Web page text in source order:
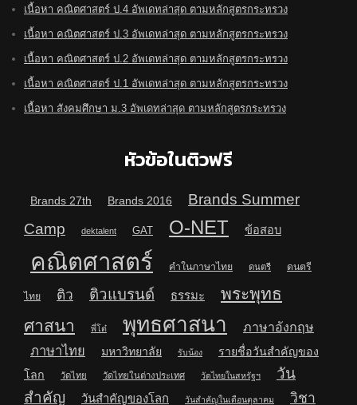
เนื้อหา คณิตศาสตร์ ป.4 อัพเดทล่าสุด ตามหลักสูตรกระทรวง
เนื้อหา คณิตศาสตร์ ป.3 อัพเดทล่าสุด ตามหลักสูตรกระทรวง
เนื้อหา คณิตศาสตร์ ป.2 อัพเดทล่าสุด ตามหลักสูตรกระทรวง
เนื้อหา คณิตศาสตร์ ป.1 อัพเดทล่าสุด ตามหลักสูตรกระทรวง
เนื้อหา สังคมศึกษา ม.3 อัพเดทล่าสุด ตามหลักสูตรกระทรวง
หัวข้อในติวฟรี
Brands 27th Brands 2016
Brands Summer
Camp
dektalent GAT O-NET ข้อสอบ
คณิตศาสตร์ คำในภาษาไทย ดนตรี ดนตรี
ไทย ติว ติวแบรนด์ ธรรมะ
พระพุทธ
ศาสนา
พี่โต๋ พุทธศาสนา ภาษาอังกฤษ
ภาษาไทย มหาวิทยาลัย รับน้อง
รายชื่อวันสำคัญของ
โลก
วัดไทย วัดไทยในต่างประเทศ วัดไทยในสหรัฐฯ
วัน
สำคัญ
วันสำคัญของโลก วันสำคัญในเดือนตุลาคม วิชา